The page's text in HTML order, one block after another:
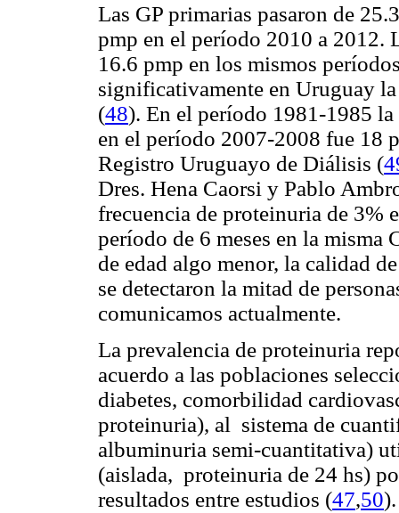
Las GP primarias pasaron de
pmp en el período 2010 a 2012.
16.6 pmp en los mismos
significativamente en Uruguay
(48). En el período 1981-1985
en el período 2007-2008 fue 18
Registro Uruguayo de Diálisis (
Dres. Hena Caorsi y Pablo
frecuencia de proteinuria de 3%
período de 6 meses en la
de edad algo menor, la calidad
se detectaron la mitad de
comunicamos actualmente.
La prevalencia de proteinuria
acuerdo a las poblaciones
diabetes, comorbilidad
proteinuria), al sistema de
albuminuria semi-cuantitativa)
(aislada, proteinuria de 24 hs)
resultados entre estudios (47,50